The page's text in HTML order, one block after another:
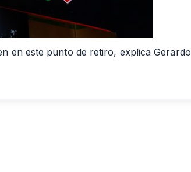
en este punto de retiro, explica Gerardo